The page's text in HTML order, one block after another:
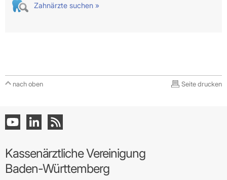
Zahnärzte suchen »
nach oben Seite drucken
Kassenärztliche Vereinigung
Baden-Württemberg